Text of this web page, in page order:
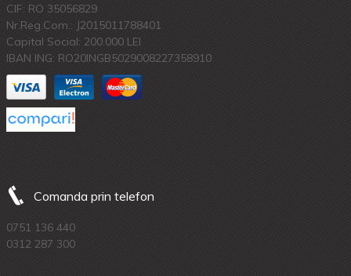
CIF: RO 35056829
Nr.Reg.Com.: J2015011788401
Capital Social: 200.000 LEI
IBAN ING: RO20INGB5029008227358910
Comanda prin telefon
0751 136 440
0312 287 300